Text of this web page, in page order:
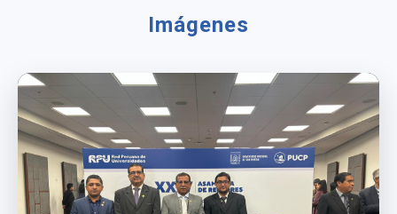
Imágenes